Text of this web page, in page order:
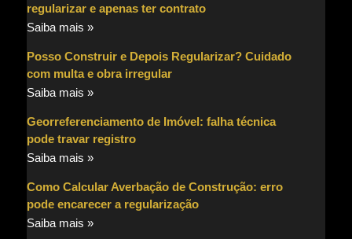
regularizar e apenas ter contrato
Saiba mais »
Posso Construir e Depois Regularizar? Cuidado
com multa e obra irregular
Saiba mais »
Georreferenciamento de Imóvel: falha técnica
pode travar registro
Saiba mais »
Como Calcular Averbação de Construção: erro
pode encarecer a regularização
Saiba mais »